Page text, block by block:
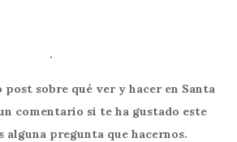
.
post sobre qué ver y hacer en Santa
comentario si te ha gustado este
alguna pregunta que hacernos.